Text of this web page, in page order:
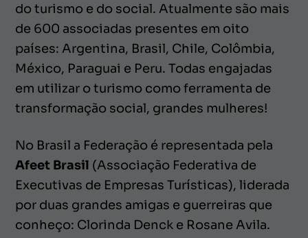
do turismo e do social. Atualmente são mais
de 600 associadas presentes em oito
países: Argentina, Brasil, Chile, Colômbia,
México, Paraguai e Peru. Todas engajadas
em utilizar o turismo como ferramenta de
transformação social, grandes mulheres!
No Brasil a Federação é representada pela
Afeet Brasil (Associação Federativa de
Executivas de Empresas Turísticas), liderada
por duas grandes amigas e guerreiras que
conheço: Clorinda Denck e Rosane Avila.